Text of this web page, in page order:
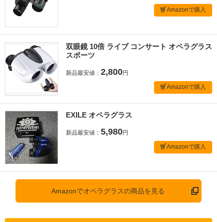
Amazonで購入
双眼鏡 10倍 ライブ コンサート オペラグラス
スポーツ
新品最安値： 2,800円
Amazonで購入
EXILE オペラグラス
新品最安値： 5,980円
Amazonで購入
Amazonでオペラグラスの商品を見る